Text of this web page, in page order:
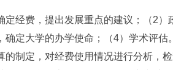
经费，提出发展重点的建议；（2）
定大学的办学使命；（4）学术评估
制定，对经费使用情况进行分析，